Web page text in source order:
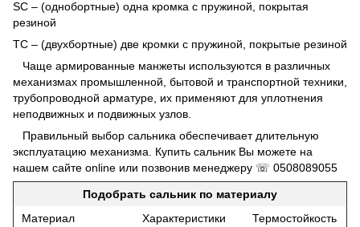
SC – (однобортные) одна кромка с пружиной, покрытая
резиной
TC – (двухбортные) две кромки с пружиной, покрытые резиной
Чаще армированные манжеты используются в различных
механизмах промышленной, бытовой и транспортной техники,
трубопроводной арматуре, их применяют для уплотнения
неподвижных и подвижных узлов.
Правильный выбор сальника обеспечивает длительную
эксплуатацию механизма. Купить сальник Вы можете на
нашем сайте online или позвонив менеджеру ☏ 0508089055
Подобрать сальник по материалу
Материал
Характеристики Термостойкость